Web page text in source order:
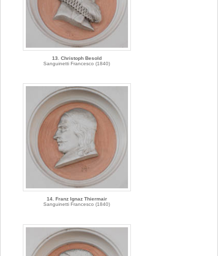
13. Christoph Besold
Sanguinetti Francesco (1840)
14. Franz Ignaz Thiermair
Sanguinetti Francesco (1840)